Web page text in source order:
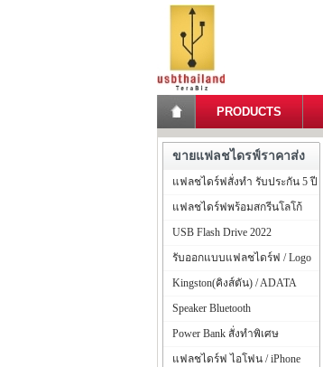
PRODUCTS
ขายแฟลชไดรฟ์ราคาส่ง
แฟลชไดร์ฟสั่งทำ รับประกัน 5 ปี
แฟลชไดร์ฟพร้อมสกรีนโลโก้
USB Flash Drive 2022
รับออกแบบแฟลชไดร์ฟ / Logo
Kingston(คิงส์ตัน) / ADATA
Speaker Bluetooth
Power Bank สั่งทำพิเศษ
แฟลชไดร์ฟ ไอโฟน / iPhone